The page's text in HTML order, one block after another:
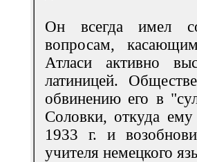
Он всегда имел
вопросам,
Атласи активно
латиницей.
обвинению его в
Соловки, откуда
1933 г. и
учителя немецкого